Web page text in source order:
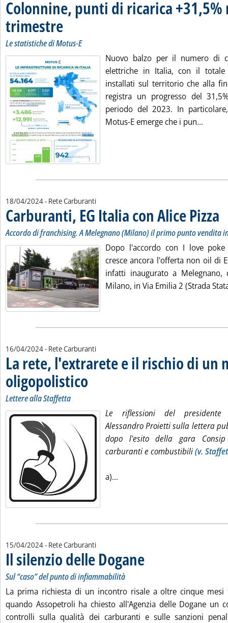
Colonnine, punti di ricarica
trimestre . Sottotitolo: Le statistiche di Motus-E
. Pubblicata giovedì 18 aprile 2024 alle 15.38.
Le statistiche di Motus-E
Nuovo balzo per il numero di
elettriche in Italia, con il
installati sul territorio che alla
registra un progresso del
periodo del 2023. In
Motus-E emerge che i pun...
18/04/2024- Rete Carburanti
Carburanti, EG Italia con Alice Pizza
Accordo di franchising. A Melegnano (Milano) il primo punto vendita
Dopo l'accordo con I love
cresce ancora l'offerta non oil di
infatti inaugurato a
Milano, in Via Emilia 2 (Strada
16/04/2024- Rete Carburanti
La rete, l'extrarete e il rischio di un
oligopolistico
Lettere alla Staffetta
Le riflessioni del presidente
Alessandro Proietti sulla lettera
dopo l'esito della gara
carburanti e combustibili(v.
a)...
15/04/2024- Rete Carburanti
Il silenzio delle Dogane
Sul “caso” del punto di infiammabilità
La prima richiesta di un incontro risale a oltre cinque
quando Assopetroli ha chiesto all'Agenzia delle Dogane un
controlli sulla qualità dei carburanti e sulle sanzioni